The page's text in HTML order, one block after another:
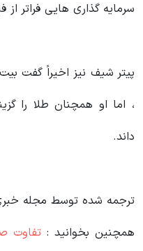
سرمایه گذاری هایی فراتر از
، اما او همچنان طلا را
داند.
ترجمه شده توسط مجله
همچنین بخوانید :